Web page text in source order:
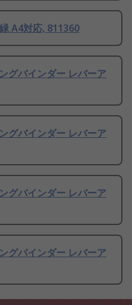
A4対応, 811360
グバインダー レバーア
グバインダー レバーア
グバインダー レバーア
グバインダー レバーア